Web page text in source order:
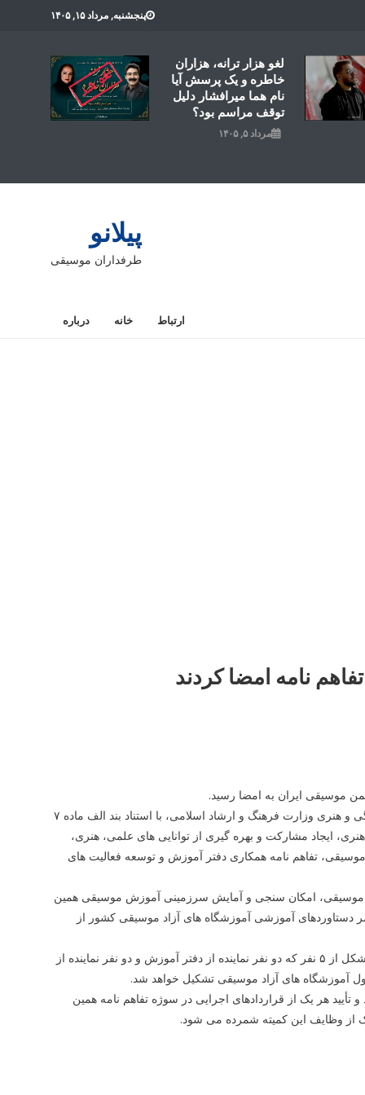
پنجشنبه, مرداد ۱۵, ۱۴۰۵
لغو هزار ترانه، هزاران
خاطره و یک پرسش آیا
نام هما میرافشار دلیل
توقف مراسم بود؟
مرداد ۵, ۱۴۰۵
پیلانو
طرفداران موسیقی
ارتباط خانه درباره
نامه امضا کردند
موسیقی ایران به امضا رسید.
به گزارش پیلانو به نقل از روابط عمومی دفتر آموزش و توسعه فعالیت های فرهنگی و هنری وزارت فرهنگ و ارشاد اسلامی، با استناد بند الف ماده ۷
هنری، ایجاد مشارکت و بهره گیری از توانایی های علمی، هنری،
تفاهم نامه همکاری دفتر آموزش و توسعه فعالیت های
موسیقی، امکان سنجی و آمایش سرزمینی آموزش موسیقی همین
دستاوردهای آموزشی آموزشگاه های آزاد موسیقی کشور از
به منظور برنامه ریزی و اجرای مفاد این تفاهم نامه، کمیته ای تخصصی و هنری متشکل از ۵ نفر که دو نفر نماینده از دفتر آموزش و دو نفر نماینده از
آموزشگاه های آزاد موسیقی تشکیل خواهد شد.
هر یک از قراردادهای اجرایی در سوژه تفاهم نامه همین
از وظایف این کمیته شمرده می شود.